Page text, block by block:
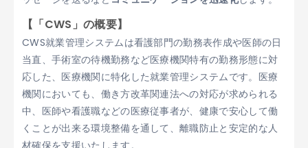
【「CWS」の概要】
CWS就業管理システムは看護部門の勤務表作成や医師の日
当直、手術室の待機勤務など医療機関特有の勤務形態に対
応した、医療機関に特化した就業管理システムです。医療
機関においても、働き方改革関連法への対応が求められる
中、医師や看護職などの医療従事者が、健康で安心して働
くことが出来る環境整備を通して、離職防止と安定的な人